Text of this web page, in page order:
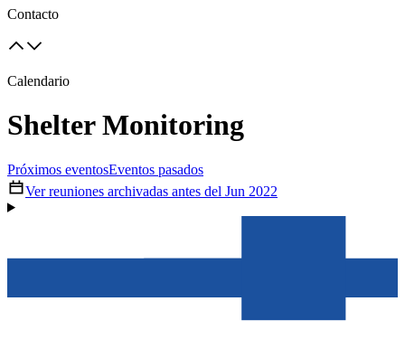
Contacto
Calendario
Shelter Monitoring
Próximos eventosEventos pasados
Ver reuniones archivadas antes del Jun 2022